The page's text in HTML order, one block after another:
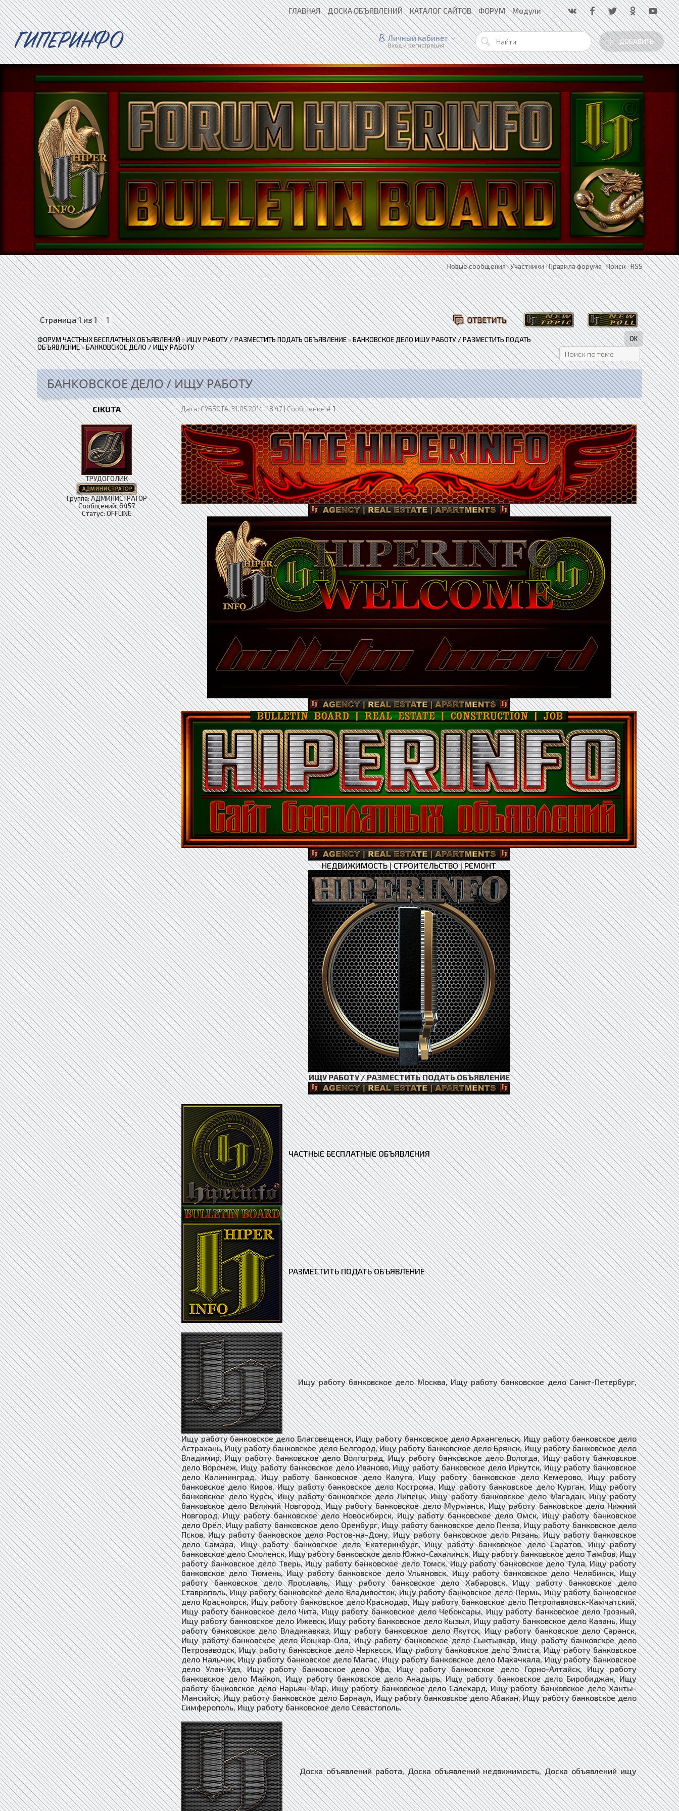
ГЛАВНАЯ ДОСКА ОБЪЯВЛЕНИЙ КАТАЛОГ САЙТОВ ФОРУМ Модули
ГИПЕРИНФО ДОБАВИТЬ
Личный кабинет
Вход и регистрация
Новые сообщения·Участники·Правила форума·Поиск·RSS
Страница1из1 1
ФОРУМ ЧАСТНЫХ БЕСПЛАТНЫХ ОБЪЯВЛЕНИЙ»ИЩУ РАБОТУ / РАЗМЕСТИТЬ ПОДАТЬ ОБЪЯВЛЕНИЕ»БАНКОВСКОЕ ДЕЛО ИЩУ РАБОТУ / РАЗМЕСТИТЬ ПОДАТЬ
ОБЪЯВЛЕНИЕ»БАНКОВСКОЕ ДЕЛО / ИЩУ РАБОТУ
БАНКОВСКОЕ ДЕЛО / ИЩУ РАБОТУ
CIKUTA Дата: СУББОТА, 31.05.2014, 18:47 | Сообщение #1
ТРУДОГОЛИК
Группа: АДМИНИСТРАТОР
Сообщений:6457
Статус:OFFLINE
НЕДВИЖИМОСТЬ|СТРОИТЕЛЬСТВО|РЕМОНТ
ИЩУ РАБОТУ / РАЗМЕСТИТЬ ПОДАТЬ ОБЪЯВЛЕНИЕ
ЧАСТНЫЕ БЕСПЛАТНЫЕ ОБЪЯВЛЕНИЯ
РАЗМЕСТИТЬ ПОДАТЬ ОБЪЯВЛЕНИЕ
Ищу работу банковское дело Москва, Ищу работу банковское дело Санкт-Петербург,
Ищу работу банковское дело Благовещенск, Ищу работу банковское дело Архангельск, Ищу работу банковское дело
Астрахань, Ищу работу банковское дело Белгород, Ищу работу банковское дело Брянск, Ищу работу банковское дело
Владимир, Ищу работу банковское дело Волгоград, Ищу работу банковское дело Вологда, Ищу работу банковское
дело Воронеж, Ищу работу банковское дело Иваново, Ищу работу банковское дело Иркутск, Ищу работу банковское
дело Калининград, Ищу работу банковское дело Калуга, Ищу работу банковское дело Кемерово, Ищу работу
банковское дело Киров, Ищу работу банковское дело Кострома, Ищу работу банковское дело Курган, Ищу работу
банковское дело Курск, Ищу работу банковское дело Липецк, Ищу работу банковское дело Магадан, Ищу работу
банковское дело Великий Новгород, Ищу работу банковское дело Мурманск, Ищу работу банковское дело Нижний
Новгород, Ищу работу банковское дело Новосибирск, Ищу работу банковское дело Омск, Ищу работу банковское
дело Орёл, Ищу работу банковское дело Оренбург, Ищу работу банковское дело Пенза, Ищу работу банковское дело
Псков, Ищу работу банковское дело Ростов-на-Дону, Ищу работу банковское дело Рязань, Ищу работу банковское
дело Самара, Ищу работу банковское дело Екатеринбург, Ищу работу банковское дело Саратов, Ищу работу
банковское дело Смоленск, Ищу работу банковское дело Южно-Сахалинск, Ищу работу банковское дело Тамбов, Ищу
работу банковское дело Тверь, Ищу работу банковское дело Томск, Ищу работу банковское дело Тула, Ищу работу
банковское дело Тюмень, Ищу работу банковское дело Ульяновск, Ищу работу банковское дело Челябинск, Ищу
работу банковское дело Ярославль, Ищу работу банковское дело Хабаровск, Ищу работу банковское дело
Ставрополь, Ищу работу банковское дело Владивосток, Ищу работу банковское дело Пермь, Ищу работу банковское
дело Красноярск, Ищу работу банковское дело Краснодар, Ищу работу банковское дело Петропавловск-Камчатский,
Ищу работу банковское дело Чита, Ищу работу банковское дело Чебоксары, Ищу работу банковское дело Грозный,
Ищу работу банковское дело Ижевск, Ищу работу банковское дело Кызыл, Ищу работу банковское дело Казань, Ищу
работу банковское дело Владикавказ, Ищу работу банковское дело Якутск, Ищу работу банковское дело Саранск,
Ищу работу банковское дело Йошкар-Ола, Ищу работу банковское дело Сыктывкар, Ищу работу банковское дело
Петрозаводск, Ищу работу банковское дело Черкесск, Ищу работу банковское дело Элиста, Ищу работу банковское
дело Нальчик, Ищу работу банковское дело Магас, Ищу работу банковское дело Махачкала, Ищу работу банковское
дело Улан-Удэ, Ищу работу банковское дело Уфа, Ищу работу банковское дело Горно-Алтайск, Ищу работу
банковское дело Майкоп, Ищу работу банковское дело Анадырь, Ищу работу банковское дело Биробиджан, Ищу
работу банковское дело Нарьян-Мар, Ищу работу банковское дело Салехард, Ищу работу банковское дело Ханты-
Мансийск, Ищу работу банковское дело Барнаул, Ищу работу банковское дело Абакан, Ищу работу банковское дело
Симферополь, Ищу работу банковское дело Севастополь.​​​​​​​
Доска объявлений работа, Доска объявлений недвижимость, Доска объявлений ищу работу, Доска объявлений поиска работы, Доска объявлений предоставлю работу, Доска объявлений вакансии, Доска объявлений работа за рубежом, Доска объявлений работа дистанционная, Доска объявлений работа на дому, Доска объявлений подработка, Доска объявлений работа для инвалида, Доска объявлений агентства недвижимости, Доска объявлений Покупка Недвижимости, Доска объявлений Продажа Недвижимости, Доска объявлений Купить Недвижимость, Доска объявлений Продать Недвижимость, Доска объявлений Аренда Недвижимости, Доска объявлений Снять Недвижимость, Доска объявлений Сдать Недвижимость, Доска объявлений Покупка Квартира, Доска объявлений Продажа Квартира, Доска объявлений Купить Квартиру, Доска объявлений Продать Квартиру, Доска объявлений Аренда Квартир, Доска объявлений Снять Квартиру, Доска объявлений Сдать Квартиру, Доска объявлений Покупка Дома, Доска объявлений Продажа Дома, Доска объявлений Купить Дом, Доска объявлений Продать Дом, Доска объявлений Аренда Дома, Доска объявлений Снять Дом, Доска объявлений Сдать Дом, Доска объявлений Покупка Комнат, Доска объявлений Продажа Комнат, Доска объявлений Купить Комнату, Доска объявлений Продать Комнату, Доска объявлений Аренда Комнаты, Доска объявлений Снять Комнату, Доска объявлений Сдать Комнату, Доска объявлений загородная недвижимость, Доска объявлений коммерческая недвижимость, Доска объявлений недвижимость за рубежом, Доска объявлений риэлторы, Доска объявлений строительство, Доска объявлений строительство материалы, Доска объявлений строительство оборудование, Доска объявлений столярные изделия, Доска объявлений мебель, Доска объявлений продажа изделий из древесины, Доска объявлений продажа шпона и пиломатериалов, Доска объявлений строительство домов, Доска объявлений стекло изделия, Доска объявлений сантехника купить, Доска объявлений ландшафтный дизайн, Доска объявлений архитектура и дизайн, Доска объявлений предприятия организации, Доска объявлений компании фирмы, Доска объявлений бригады строителей, Доска объявлений демонтаж разборка, Доска объявлений монтаж сборка, Доска объявлений установка соединение, Доска объявлений вывоз мусора, Доска объявлений клининг уборка, Доска объявлений перепланировка помещений, Доска объявлений перепланировка зданий, Доска объявлений перепланировка сооружений, Доска объявлений перепланировка квартиры, Доска объявлений перепланировка дома, Доска объявлений перепланировка участка, Доска объявлений проектные работы, Доска объявлений электромонтаж, Доска объявлений ремонт и отделка, Доска объявлений ремонт и обслуживание, Доска объявлений отделка и дизайн квартир, Доска объявлений дизайн интерьера, Доска объявлений купить сруб дома, Доска объявлений строительство коттеджей, Доска объявлений дом в кредит, Доска объявлений квартира в кредит, Доска объявлений оцилиндрованное бревно, Доска объявлений дом из бревна, Доска объявлений клееный брус, Доска объявлений дом из бруса, Доска объявлений дом из кирпича, Доска объявлений каркасные дома, Доска объявлений бетон и железобетон, Доска объявлений бетон купить, Доска объявлений гипсокартон, Доска объявлений штукатурные работы, Доска объявлений малярные работы, Доска объявлений облицовка, Доска объявлений колодцы скважины, Доска объявлений балкон лоджия, Доска объявлений камины печи барбекю, Доска объявлений ванная туалет под ключ, Доска объявлений кухня отделка ремонт, Доска объявлений окна двери купить, Доска объявлений потолки заказать, Доска объявлений полы ремонт, Доска объявлений стены отделка, Доска объявлений грузчики, Доска объявлений подсобники разнорабочие, Доска объявлений независимый эксперт, Доска объявлений товары, Доска объявлений товары из китая, Доска объявлений товары с доставкой, Доска объявлений услуги, Доска объявлений поиск услуг и специалистов, Доска объявлений оказание услуг, Доска объявлений предложения услуг и сервисов, Доска объявлений услуги купить и доставить, Доска объявлений услуги и предложения, Доска объявлений магазин, Доска объявлений интернет-магазин, Доска объявлений магазин оборудование, Доска объявлений средства связи, Доска объявлений табачные изделия, Доска объявлений одежда и обувь, Доска объявлений текстиль, Доска объявлений галантерея, Доска объявлений текстильная галантерея, Доска объявлений зоотовары, Доска объявлений интернет-зоомагазин, Доска объявлений животные, Доска объявлений растения, Доска объявлений цветы, Доска объявлений семена и саженцы, Доска объявлений канцтовары, Доска объявлений книги и печать, Доска объявлений косметика парфюмерия, Доска объявлений подарки сувениры, Доска объявлений ювелирные изделия часы, Доска объявлений бытовая техника, Доска объявлений электроника, Доска объявлений хозяйственные товары, Доска объявлений товары для детей, Доска объявлений товары услуги для спорта, Доска объявлений для презентаций, Доска объявлений товары для сферы услуг, Доска объявлений сырье и материалы, Доска объявлений топливо гсм масла, Доска объявлений нефть и нефтепродукты, Доска объявлений дрова опилки, Доска объявлений тара и упаковка, Доска объявлений упаковочные материалы, Доска объявлений специализированные товары, Доска объявлений связь и телекоммуникации, Доска объявлений складские услуги, Доска объявлений логистика и склад, Доска объявлений торговля оптовая розничная, Доска объявлений торговля и обмен, Доска объявлений службы доставки, Доска объявлений общественное питание, Доска объявлений бары рестораны кафе, Доска объявлений бытовые услуги, Доска объявлений видео аудио, Доска объявлений мусор и утильсырье, Доска объявлений деловые связи бизнес, Доска объявлений интернет и телевидение, Доска объявлений интернет и сми, Доска объявлений информационная безопасность, Доска объявлений информационные технологии, Доска объявлений услуги разного профиля, Доска объявлений комплексные услуги, Доска объявлений медицинские услуги, Доска объявлений развлекательные услуги, Доска объявлений ремонтные работы услуги, Доска объявлений ритуальные услуги, Доска объявлений питьевая вода продажа, Доска объявлений туристические компании услуги, Доска объявлений образование и наука, Доска объявлений магия, Доска объявлений обслуживание торжеств, Доска объявлений эмиграционные услуги, Доска объявлений бухгалтерский аудит, Доска объявлений безопасность охрана, Доска объявлений веб-дизайн / web design, Доска объявлений гостиничные услуги, Доска объявлений услуги переводчика, Доска объявлений сертификация продукции, Доска объявлений юридические услуги, Доска объявлений услуги юриста, Доска объявлений услуги адвоката, Доска объявлений транспорт, Доска объявлений авто, Доска объявлений спецтехника и грузовики, Доска объявлений ремонт транспорта, Доска объявлений шины диски, Доска объявлений автотюнинг аксессуары, Доска объявлений аэрография, Доска объявлений легковые автомобили, Доска объявлений Продажа бу автомобилей, Доска объявлений автомобиль с пробегом, Доска объявлений дорожно-строительная техника, Доска объявлений автобусы микроавтобусы, Доска объявлений автомасла и автохимия, Доска объявлений автозапчасти и оборудование, Доска объявлений попутный груз по россии, Доска объявлений продать купить авто, Доска объявлений обмен транспорта, Доска объявлений мопеды скутеры купить, Доска объявлений мотоциклы купить, Доска объявлений мотороллеры квадроциклы, Доска объявлений продажа мототехники, Доска объявлений автомотошколы права цены, Доска объявлений автостоянки автопарковки, Доска объявлений автослесарь автомеханик, Доска объявлений авторынки и авто сайты, Доска объявлений автомобилестроение, Доска объявлений внедорожники кроссоверы, Доска объявлений джипы паркетники, Доска объявлений субкомпактные хэтчбеки, Доска объявлений Мини-SUV всех марок, Доска объявлений автокаталоги, Доска объявлений автосалоны автомагазины, Доска объявлений автоюрист страхование, Доска объявлений выкуп битых авто, Доска объявлений автоломбард, Доска объявлений аренда прокат авто, Доска объявлений доставка грузов, Доска объявлений сельхозтехника б/у купить, Доска объявлений купить сельхозтехнику, Доска объявлений трактора и тягачи, Доска объявлений общественный транспорт, Доска объявлений ж/д транспорт, Доска объявлений воздушный транспорт, Доска объявлений водный транспорт, Доска объявлений электромобили, Доска объявлений лодки и яхты, Доска объявлений катера и гидроциклы, Доска объявлений залог авто, Доска объявлений снегоходы и вездеходы, Доска объявлений прицепы фургоны, Доска объявлений автодома на колесах, Доска объявлений Автоюрист по ДТП, Доска объявлений Авто и Мото Спорт, Доска объявлений Такси, Доска объявлений пассажирские перевозки, Доска объявлений перевозки животных, Доска объявлений опасные грузы, Доска объявлений крупногабаритные грузы, Доска объявлений тяжеловесные грузы, Доска объявлений водители, Доска объявлений работники транспорта, Доска объявлений коммерческий транспорт, Доска объявлений транспортная логистика, Доска объявлений водитель-курьер, Доска объявлений автомойки, Доска объявлений автоэксперт, Доска объявлений автоэвакуатор, Доска объявлений автомеханик с выездом, Доска объявлений мотели на трассе, Доска объявлений бортовые авто, Доска объявлений Бортовые Авто с КМУ, Доска объявлений коммунальная техника, Доска объявлений прицепная техника, Доска объявлений самосвалы, Доска объявлений фургоны, Доска объявлений автокраны, Доска объявлений автобетоносмесители, Доска объявлений автогрейдеры, Доска объявлений бульдозеры, Доска объявлений гусеничная техника, Доска объявлений погрузчик грузоподъемник, Доска объявлений экскаваторы, Доска объявлений запчасти легковых авто, Доска объявлений запчасти грузовиков, Доска объявлений запчасти спецтехники, Доска объявлений аренда яхт и катеров, Доска объявлений аренда лимузинов, Доска объявлений аренда грузовиков, Доска объявлений аренда спецтехники, Доска объявлений авто в лизинг, Доска объявлений Двигатели Авто, Доска объявлений Трансмиссия Авто, Доска объявлений Кузов Автомобиля, Доска объявлений Охранные системы Авто, До